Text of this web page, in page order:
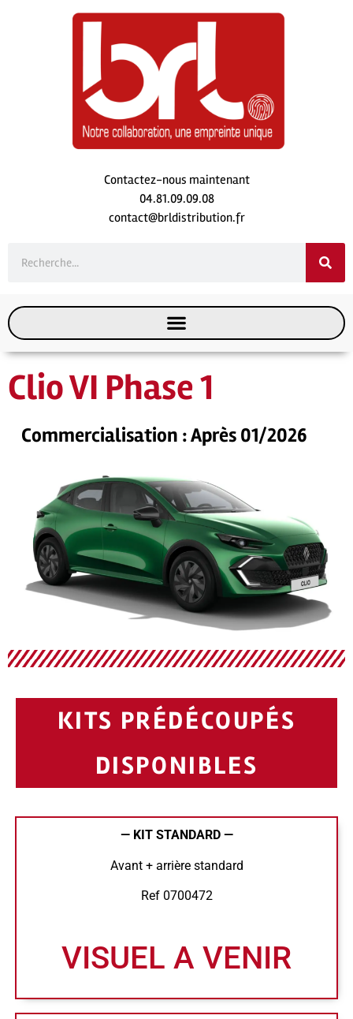
Contactez-nous maintenant
04.81.09.09.08
contact@brldistribution.fr
Clio VI Phase 1
Commercialisation : Après 01/2026
KITS PRÉDÉCOUPÉS
DISPONIBLES
— KIT STANDARD —
Avant + arrière standard
Ref 0700472
VISUEL A VENIR